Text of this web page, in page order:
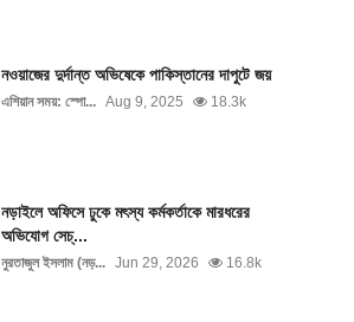
নওয়াজের দুর্দান্ত অভিষেকে পাকিস্তানের দাপুটে জয়
এশিয়ান সময়: স্পো... Aug 9, 2025 18.3k
নড়াইলে অফিসে ঢুকে মৎস্য কর্মকর্তাকে মারধরের
অভিযোগ সেচ্...
নুরতাজুল ইসলাম (নড়... Jun 29, 2026 16.8k